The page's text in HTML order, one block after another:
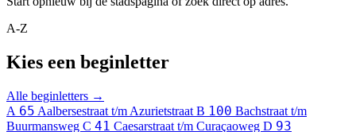
A-Z
Kies een beginletter
Alle beginletters →
A 65 Aalbersestraat t/m Azurietstraat B 100 Bachstraat t/m
Buurmansweg C 41 Caesarstraat t/m Curaçaoweg D 93